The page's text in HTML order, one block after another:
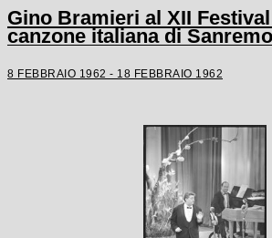
Gino Bramieri al XII
canzone italiana di Sanremo
8 FEBBRAIO 1962 - 18 FEBBRAIO 1962